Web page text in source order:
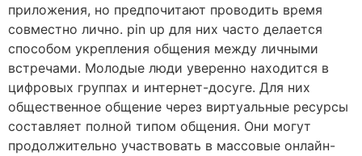
приложения, но предпочитают проводить время
совместно лично. pin up для них часто делается
способом укрепления общения между личными
встречами. Молодые люди уверенно находится в
цифровых группах и интернет-досуге. Для них
общественное общение через виртуальные ресурсы
составляет полной типом общения. Они могут
продолжительно участвовать в массовые онлайн-